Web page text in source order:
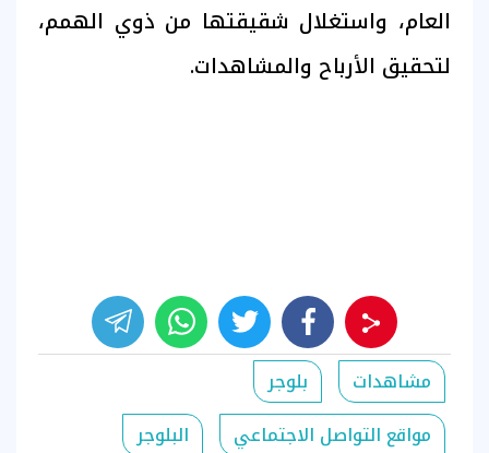
العام، واستغلال شقيقتها من ذوي الهمم،
لتحقيق الأرباح والمشاهدات.
مشاهدات
بلوجر
مواقع التواصل الاجتماعي
البلوجر